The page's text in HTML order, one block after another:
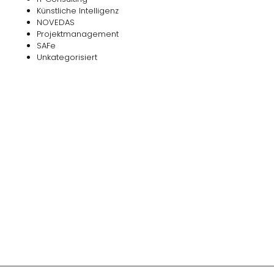
Künstliche Intelligenz
NOVEDAS
Projektmanagement
SAFe
Unkategorisiert